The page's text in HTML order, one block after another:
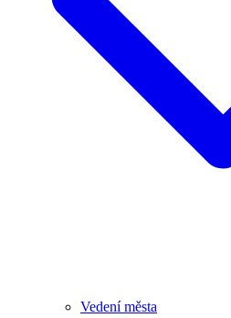
Vedení města